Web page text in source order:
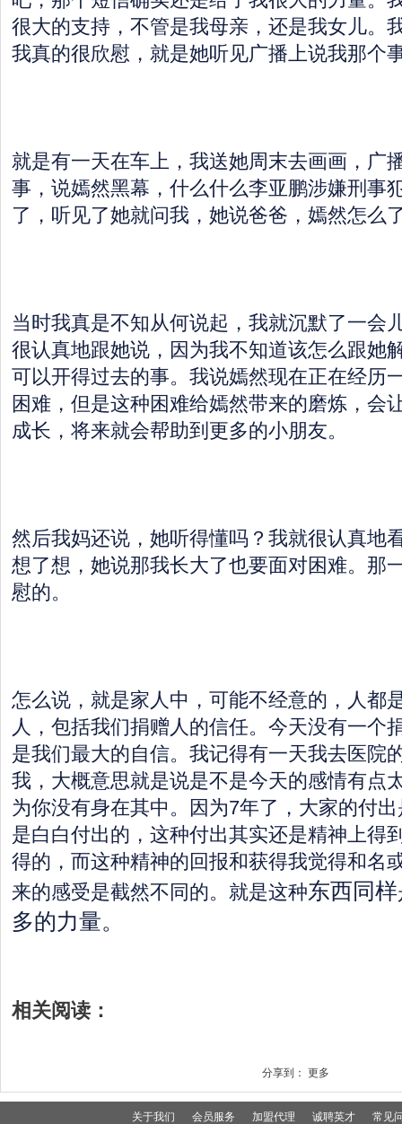
很大的支持，不管是我母亲，还是我女儿。
我真的很欣慰，就是她听见广播上说我那个
就是有一天在车上，我送她周末去画画，广
事，说嫣然黑幕，什么什么李亚鹏涉嫌刑事
了，听见了她就问我，她说爸爸，嫣然怎么
当时我真是不知从何说起，我就沉默了一会
很认真地跟她说，因为我不知道该怎么跟她
可以开得过去的事。我说嫣然现在正在经历
困难，但是这种困难给嫣然带来的磨炼，会
成长，将来就会帮助到更多的小朋友。
然后我妈还说，她听得懂吗？我就很认真地
想了想，她说那我长大了也要面对困难。那
慰的。
怎么说，就是家人中，可能不经意的，人都
人，包括我们捐赠人的信任。今天没有一个
是我们最大的自信。我记得有一天我去医院
我，大概意思就是说是不是今天的感情有点
为你没有身在其中。因为7年了，大家的付
是白白付出的，这种付出其实还是精神上得
得的，而这种精神的回报和获得我觉得和名
来的感受是截然不同的。就是这种东西同
多的力量。
相关阅读：
分享到： 更多
关于我们 会员服务 加盟代理 诚聘英才 常见